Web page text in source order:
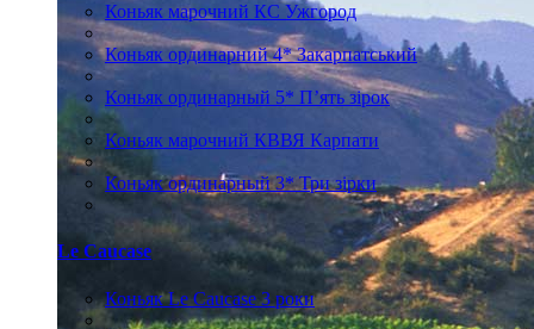
Коньяк марочний КС Ужгород
Коньяк ординарний 4* Закарпатський
Коньяк ординарный 5* П’ять зірок
Коньяк марочний КВВЯ Карпати
Коньяк ординарный 3* Три зірки
Le Caucase
Коньяк Le Caucase 3 роки